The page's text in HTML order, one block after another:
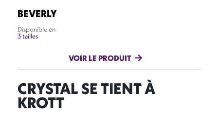
BEVERLY
Disponible en
3 tailles
VOIR LE PRODUIT
CRYSTAL SE TIENT À
KROTT